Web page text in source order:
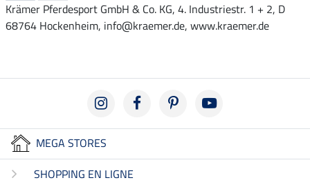
Krämer Pferdesport GmbH & Co. KG, 4. Industriestr. 1 + 2, D
68764 Hockenheim, info@kraemer.de, www.kraemer.de
MEGA STORES
SHOPPING EN LIGNE